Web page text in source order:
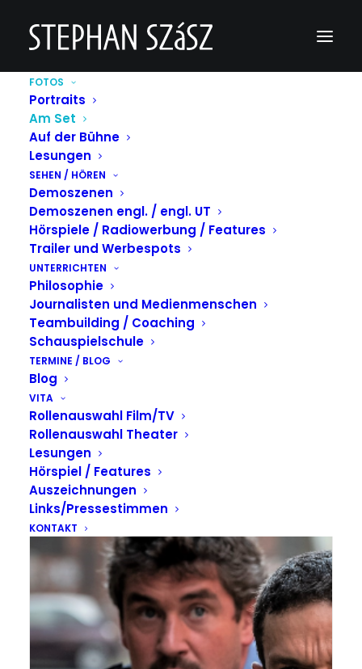
FOTOS
Portraits
Am Set
Auf der Bühne
Lesungen
SEHEN / HÖREN
Demoszenen
Demoszenen engl. / engl. UT
Hörspiele / Radiowerbung / Features
Trailer und Werbespots
UNTERRICHTEN
Philosophie
Journalisten und Medienmenschen
Teambuilding / Coaching
Schauspielschule
TERMINE / BLOG
Blog
VITA
Rollenauswahl Film/TV
Rollenauswahl Theater
Lesungen
Hörspiel / Features
Auszeichnungen
Links/Pressestimmen
KONTAKT
Setfotos